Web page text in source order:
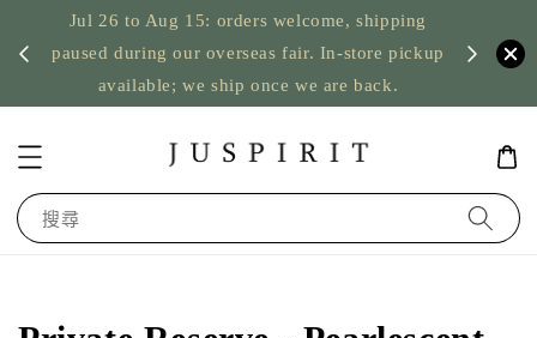
Jul 26 to Aug 15: orders welcome, shipping
paused during our overseas fair. In-store pickup
available; we ship once we are back.
US
搜尋